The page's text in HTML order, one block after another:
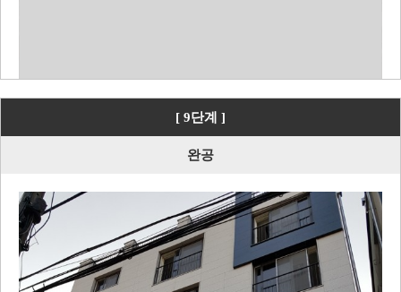
[ 9단계 ]
완공